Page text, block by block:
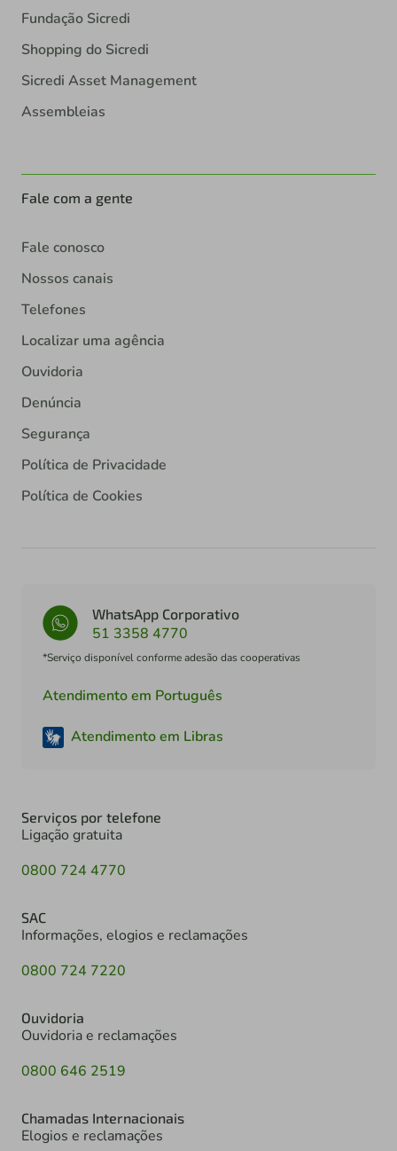
Fundação Sicredi
Shopping do Sicredi
Sicredi Asset Management
Assembleias
Fale com a gente
Fale conosco
Nossos canais
Telefones
Localizar uma agência
Ouvidoria
Denúncia
Segurança
Política de Privacidade
Política de Cookies
WhatsApp Corporativo
51 3358 4770
*Serviço disponível conforme adesão das cooperativas
Atendimento em Português
Atendimento em Libras
Serviços por telefone
Ligação gratuita
0800 724 4770
SAC
Informações, elogios e reclamações
0800 724 7220
Ouvidoria
Ouvidoria e reclamações
0800 646 2519
Chamadas Internacionais
Elogios e reclamações